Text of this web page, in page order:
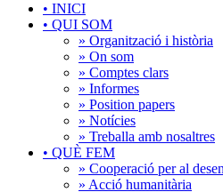
• INICI
• QUI SOM
» Organització i història
» On som
» Comptes clars
» Informes
» Position papers
» Notícies
» Treballa amb nosaltres
• QUÈ FEM
» Cooperació per al
» Acció humanitària